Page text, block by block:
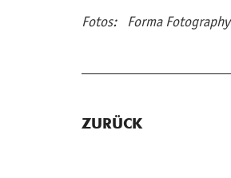
Fotos: Forma
ZURÜCK